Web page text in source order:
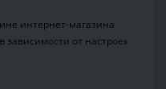
интернет-магазина
зависимости от настроек